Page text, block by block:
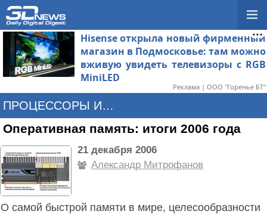
Hisense открыла новый фирменный
магазин в Подмосковье: там можно
вживую увидеть телевизоры с RGB
MiniLED
Реклама | ООО "Горенье БТ"
ПРОЦЕССОРЫ И ПАМЯТЬ
Оперативная память: итоги 2006 года
21 декабря 2006
Александр Митрофанов
О самой быстрой памяти в мире, целесообразности